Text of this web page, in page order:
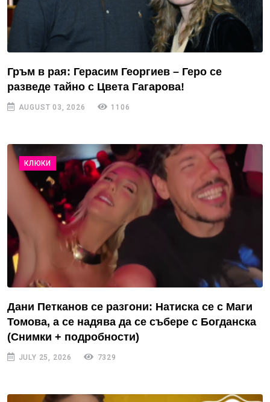
Гръм в рая: Герасим Георгиев – Геро се
разведе тайно с Цвета Гагарова!
AUGUST 03, 2026 1106
КЛЮКИ
Дани Петканов се разгони: Натиска се с Маги
Томова, а се надява да се събере с Богданска
(Снимки + подробности)
JULY 25, 2026 7329